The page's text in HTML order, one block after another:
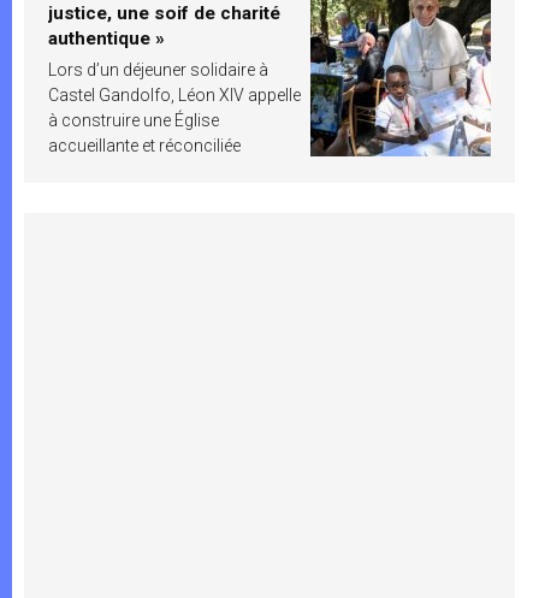
justice, une soif de charité
authentique »
Lors d’un déjeuner solidaire à
Castel Gandolfo, Léon XIV appelle
à construire une Église
accueillante et réconciliée